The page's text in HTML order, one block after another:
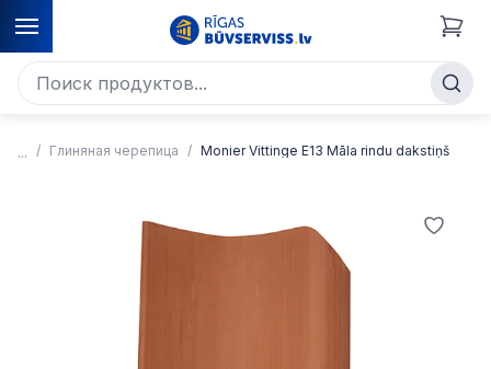
Глиняная черепица Monier Vittinge E13 Māla rindu dakstiņš